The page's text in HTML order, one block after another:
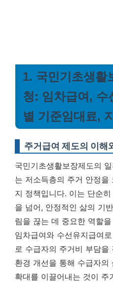
1. 국민기초생활
청: 임차급여, 수
별 기준임대료,
주거급여 제도의 이해
국민기초생활보장제도의
는 저소득층의 주거 안정
지 정책입니다. 이는 단순
을 넘어, 안정적인 삶의 기
림을 끊는 데 중요한 역할
임차급여와 수선유지급여
로 수급자의 주거비 부담을
환경 개선을 통해 수급자의
확대를 이끌어내는 것이 주